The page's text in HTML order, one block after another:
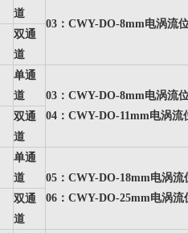
道
03：CWY-DO-8mm电涡流
双通
道
单通
道
03：CWY-DO-8mm电涡流
04：CWY-DO-11mm电涡流
双通
道
单通
道
05：CWY-DO-18mm电涡流
06：CWY-DO-25mm电涡流
双通
道